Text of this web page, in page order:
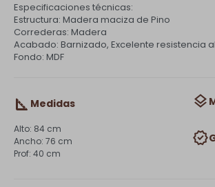
Especificaciones técnicas:
Estructura: Madera maciza de Pino
Correderas: Madera
Acabado: Barnizado, Excelente resistencia
Fondo: MDF
Medidas
84 cm
76 cm
40 cm